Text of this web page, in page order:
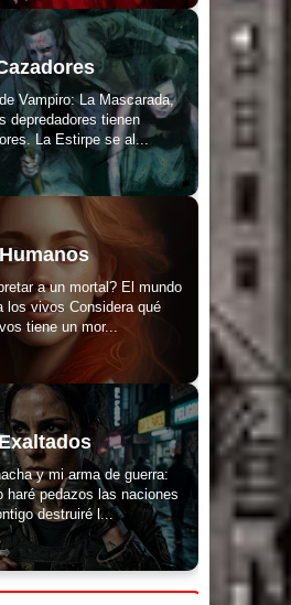
Vampiro: La Mascarada,
depredadores tienen
La Estirpe se al...
Humanos
a un mortal? El mundo
los vivos Considera qué
tiene un mor...
y mi arma de guerra:
haré pedazos las naciones
destruiré l...